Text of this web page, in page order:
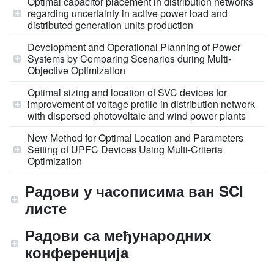
regarding uncertainty in active power load and
distributed generation units production
Development and Operational Planning of Power
Systems by Comparing Scenarios during Multi-
Objective Optimization
Optimal sizing and location of SVC devices for
improvement of voltage profile in distribution network
with dispersed photovoltaic and wind power plants
New Method for Optimal Location and Parameters
Setting of UPFC Devices Using Multi-Criteria
Optimization
Радови у часописима ван SCI
листе
Радови са међународних
конференција